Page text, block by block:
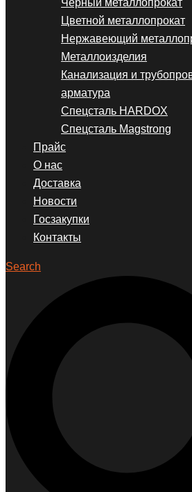
Черный металлопрокат
Цветной металлопрокат
Нержавеющий
Металлоизделия
Канализация и
арматура
Спецсталь HARDOX
Спецсталь Magstrong
Прайс
О нас
Доставка
Новости
Госзакупки
Контакты
Search